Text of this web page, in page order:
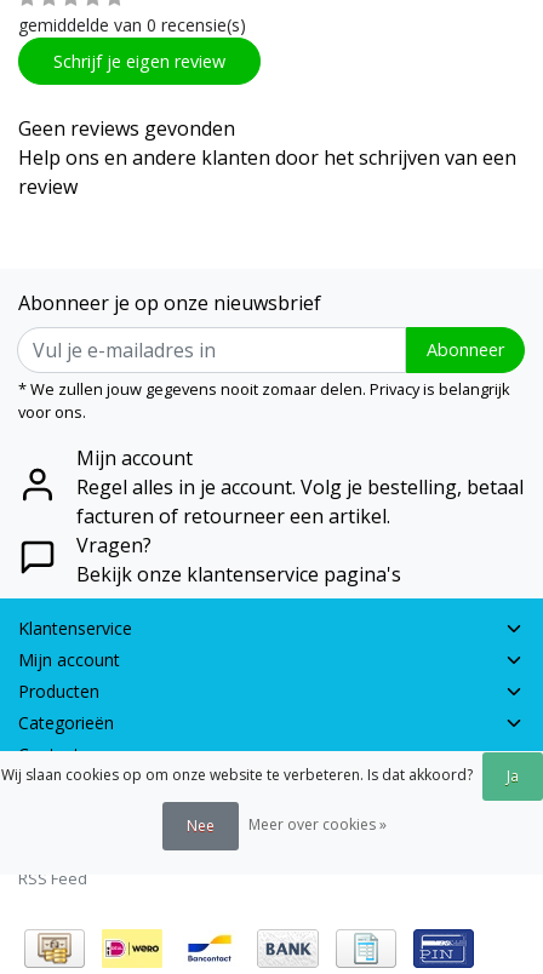
gemiddelde van 0 recensie(s)
Schrijf je eigen review
Geen reviews gevonden
Help ons en andere klanten door het schrijven van een
review
Abonneer je op onze nieuwsbrief
Abonneer
* We zullen jouw gegevens nooit zomaar delen. Privacy is belangrijk
voor ons.
Mijn account
Regel alles in je account. Volg je bestelling, betaal
facturen of retourneer een artikel.
Vragen?
Bekijk onze klantenservice pagina's
Klantenservice
Mijn account
Producten
Categorieën
Contactgegevens
© 2026 - Earth Games | Realisatie:webshop-service.nl
Algemene voorwaarden|Disclaimer
RSS Feed
Wij slaan cookies op om onze website te verbeteren. Is dat akkoord? Ja
Nee Meer over cookies »